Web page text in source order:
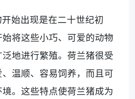
始出现是在二十世纪初
将这些小巧、可爱的动物
地进行繁殖。荷兰猪很受
温顺、容易饲养，而且可
。这些特点使荷兰猪成为